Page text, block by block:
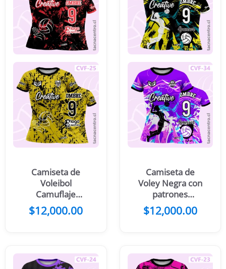
Camiseta de
Voleibol
Camuflaje
Negro con rojo
$12,000.00
Camiseta de
Voley Negra con
patrones
amarillos y
blancos
$12,000.00